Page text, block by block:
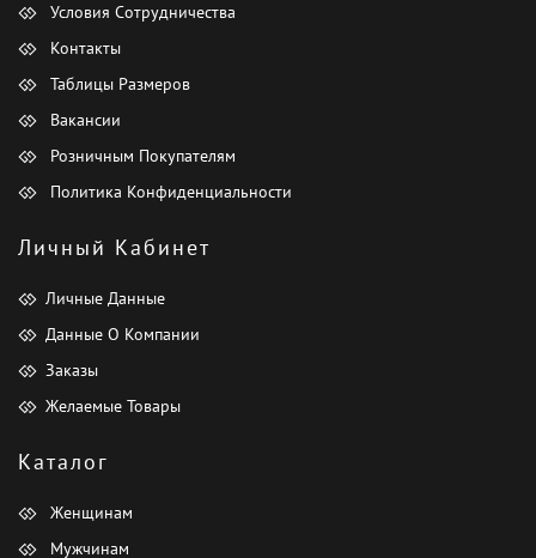
Условия Сотрудничества
Контакты
Таблицы Размеров
Вакансии
Розничным Покупателям
Политика Конфиденциальности
Личный Кабинет
Личные Данные
Данные О Компании
Заказы
Желаемые Товары
Каталог
Женщинам
Мужчинам